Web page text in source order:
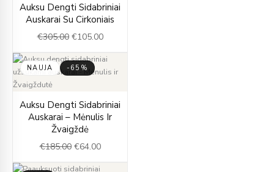
Auksu Dengti Sidabriniai
Auskarai Su Cirkoniais
€305.00
price
was:
€305.00.
€105.00
price
is:
€105.00.
NAUJA -65%
Auksu Dengti Sidabriniai
Auskarai – Mėnulis Ir
Žvaigždė
€185.00
price
was:
€185.00.
€64.00
price
is: